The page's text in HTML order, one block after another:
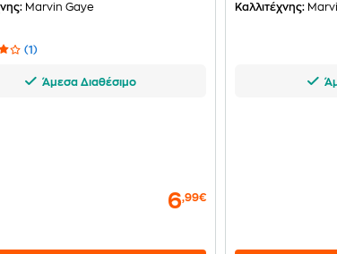
Marvin Gaye
(1)
Άμεσα Διαθέσιμο
6,99€
Καλλιτέχνης: